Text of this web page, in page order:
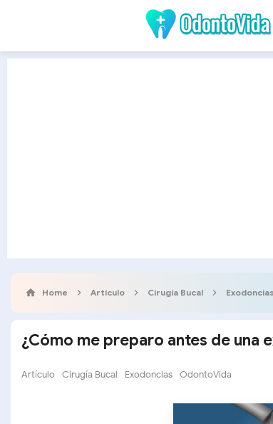
Home Artículo Cirugía Bucal Exodoncias
¿Cómo me preparo antes de una
Artículo Cirugía Bucal Exodoncias OdontoVida